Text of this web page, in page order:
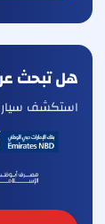
هل تبحث
استكشف